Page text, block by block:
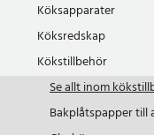
Köksapparater
Köksredskap
Kökstillbehör
Se allt inom
Bakplåtspapper till